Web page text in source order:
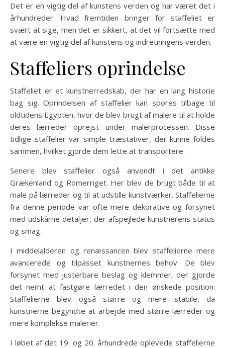
Det er en vigtig del af kunstens verden og har været det i
århundreder. Hvad fremtiden bringer for staffeliet er
svært at sige, men det er sikkert, at det vil fortsætte med
at være en vigtig del af kunstens og indretningens verden.
Staffeliers oprindelse
Staffeliet er et kunstnerredskab, der har en lang historie
bag sig. Oprindelsen af staffelier kan spores tilbage til
oldtidens Egypten, hvor de blev brugt af malere til at holde
deres lærreder oprejst under malerprocessen. Disse
tidlige staffelier var simple træstativer, der kunne foldes
sammen, hvilket gjorde dem lette at transportere.
Senere blev staffelier også anvendt i det antikke
Grækenland og Romerriget. Her blev de brugt både til at
male på lærreder og til at udstille kunstværker. Staffelierne
fra denne periode var ofte mere dekorative og forsynet
med udskårne detaljer, der afspejlede kunstnerens status
og smag.
I middelalderen og renæssancen blev staffelierne mere
avancerede og tilpasset kunstnernes behov. De blev
forsynet med justerbare beslag og klemmer, der gjorde
det nemt at fastgøre lærredet i den ønskede position.
Staffelierne blev også større og mere stabile, da
kunstnerne begyndte at arbejde med større lærreder og
mere komplekse malerier.
I løbet af det 19. og 20. århundrede oplevede staffelierne